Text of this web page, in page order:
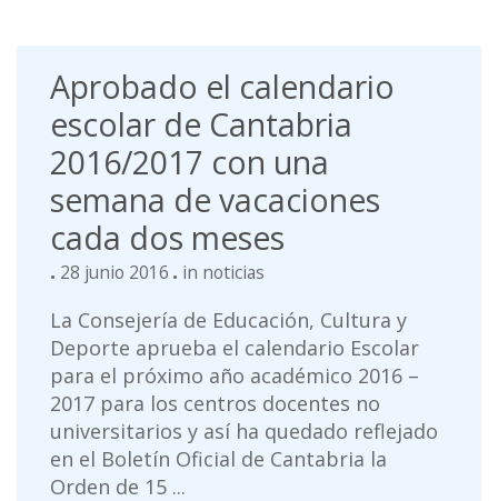
Aprobado el calendario
escolar de Cantabria
2016/2017 con una
semana de vacaciones
cada dos meses
28 junio 2016 in noticias
La Consejería de Educación, Cultura y
Deporte aprueba el calendario Escolar
para el próximo año académico 2016 –
2017 para los centros docentes no
universitarios y así ha quedado reflejado
en el Boletín Oficial de Cantabria la
Orden de 15 ...